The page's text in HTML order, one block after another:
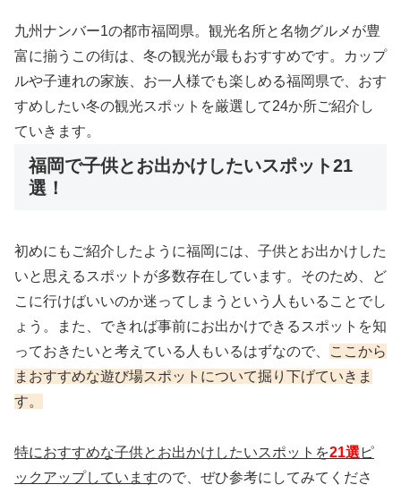
九州ナンバー1の都市福岡県。観光名所と名物グルメが豊
富に揃うこの街は、冬の観光が最もおすすめです。カップ
ルや子連れの家族、お一人様でも楽しめる福岡県で、おす
すめしたい冬の観光スポットを厳選して24か所ご紹介し
ていきます。
福岡で子供とお出かけしたいスポット21
選！
初めにもご紹介したように福岡には、子供とお出かけした
いと思えるスポットが多数存在しています。そのため、ど
こに行けばいいのか迷ってしまうという人もいることでし
ょう。また、できれば事前にお出かけできるスポットを知
っておきたいと考えている人もいるはずなので、
ここから
まおすすめな遊び場スポットについて掘り下げていきま
す。
特におすすめな子供とお出かけしたいスポットを21選 ピ
ックアップしていますので、ぜひ参考にしてみてくださ